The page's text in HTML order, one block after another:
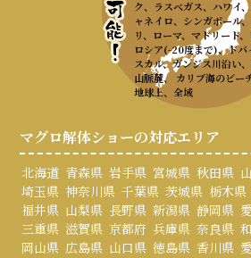
ク、ラスベガス、ハワイ
ャネイロ、シンガポール
リ、ローマ、マドリード
ロシア(-20度まで)、ドバ
スカル、ガンジス川沿い
山脈麓、 カリブ海のビ
地球上、全域
マグロ解体ショーの対応エリア
北海道 青森県 岩手県 宮城県 秋田県
埼玉県 神奈川県 千葉県 茨城県 栃木県
福井県 山梨県 長野県 新潟県 静岡県
三重県 滋賀県 京都府 兵庫県 奈良県
岡山県 広島県 山口県 徳島県 香川県